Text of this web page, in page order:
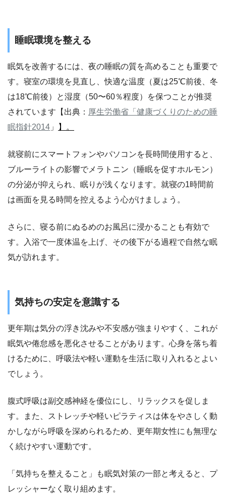
睡眠環境を整える
眠気を改善するには、夜の睡眠の質を高めることも重要で
す。寝室の環境を見直し、快適な温度（夏は25℃前後、冬
は18℃前後）と湿度（50〜60％程度）を保つことが推奨
されています【出典： 厚生労働省「健康づくりのための睡
眠指針2014 」 】。
就寝前にスマートフォンやパソコンを長時間使用すると、
ブルーライトの影響でメラトニン（睡眠を促すホルモン）
の分泌が抑えられ、眠りが浅くなります。就寝の1時間前
は画面を見る時間を控えるよう心がけましょう。
さらに、寝る前にぬるめのお風呂に浸かることも有効で
す。入浴で一度体温を上げ、その後下がる過程で自然な眠
気が訪れます。
気持ちの安定を意識する
更年期は気分の浮き沈みや不安感が強まりやすく、これが
眠気や倦怠感を悪化させることがあります。心身を落ち着
けるために、呼吸法や軽い運動を生活に取り入れるとよい
でしょう。
腹式呼吸は副交感神経を優位にし、リラックスを促しま
す。また、ストレッチや軽いピラティスは体をやさしく動
かしながら呼吸を深められるため、更年期女性にも無理な
く続けやすい運動です。
「気持ちを整えること」も眠気対策の一部と考えると、プ
レッシャーなく取り組めます。